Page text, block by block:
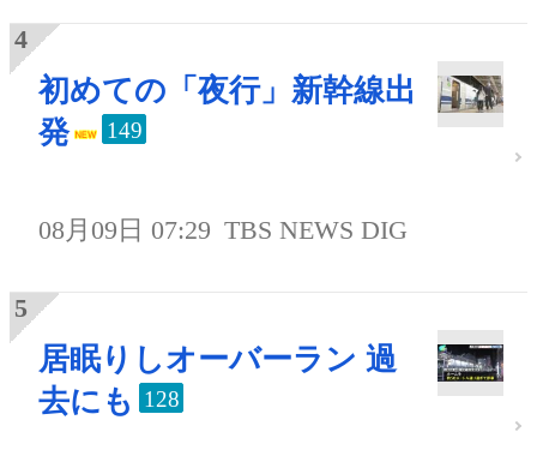
初めての「夜行」新幹線出
発
149
08月09日 07:29 TBS NEWS DIG
居眠りしオーバーラン 過
去にも
128